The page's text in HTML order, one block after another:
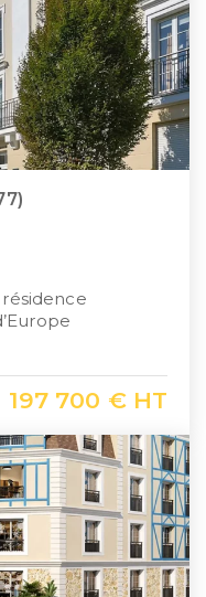
197 700 € HT